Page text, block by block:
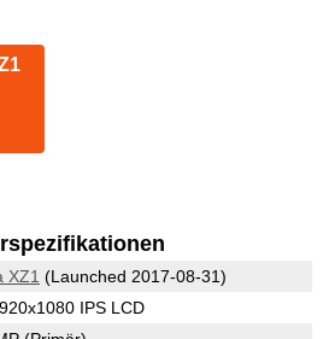
XZ1 (Launched 2017-08-31)
IPS LCD